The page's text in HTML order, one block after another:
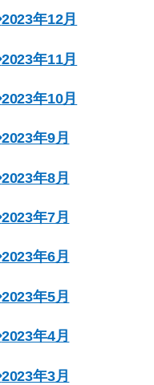
2023年12月
2023年11月
2023年10月
2023年9月
2023年8月
2023年7月
2023年6月
2023年5月
2023年4月
2023年3月